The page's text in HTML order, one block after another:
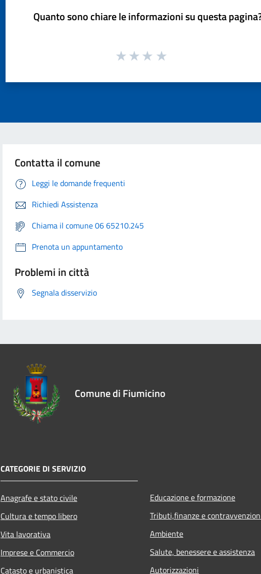
Quanto sono chiare le informazioni su questa
Contatta il comune
Leggi le domande frequenti
Richiedi Assistenza
Chiama il comune 06 65210.245
Prenota un appuntamento
Problemi in città
Segnala disservizio
Comune di Fiumicino
CATEGORIE DI SERVIZIO
Anagrafe e stato civile
Cultura e tempo libero
Vita lavorativa
Imprese e Commercio
Catasto e urbanistica
Educazione e formazione
Tributi,finanze e
Ambiente
Salute, benessere e assistenza
Autorizzazioni